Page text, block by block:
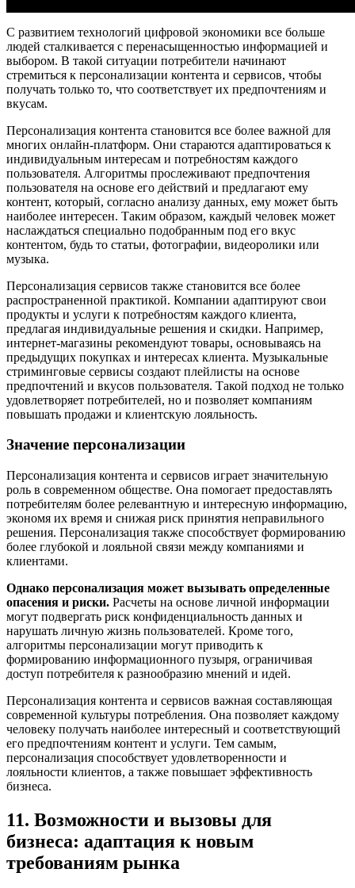
С развитием технологий цифровой экономики все больше
людей сталкивается с перенасыщенностью информацией и
выбором. В такой ситуации потребители начинают
стремиться к персонализации контента и сервисов, чтобы
получать только то, что соответствует их предпочтениям и
вкусам.
Персонализация контента становится все более важной для
многих онлайн-платформ. Они стараются адаптироваться к
индивидуальным интересам и потребностям каждого
пользователя. Алгоритмы прослеживают предпочтения
пользователя на основе его действий и предлагают ему
контент, который, согласно анализу данных, ему может быть
наиболее интересен. Таким образом, каждый человек может
наслаждаться специально подобранным под его вкус
контентом, будь то статьи, фотографии, видеоролики или
музыка.
Персонализация сервисов также становится все более
распространенной практикой. Компании адаптируют свои
продукты и услуги к потребностям каждого клиента,
предлагая индивидуальные решения и скидки. Например,
интернет-магазины рекомендуют товары, основываясь на
предыдущих покупках и интересах клиента. Музыкальные
стриминговые сервисы создают плейлисты на основе
предпочтений и вкусов пользователя. Такой подход не только
удовлетворяет потребителей, но и позволяет компаниям
повышать продажи и клиентскую лояльность.
Значение персонализации
Персонализация контента и сервисов играет значительную
роль в современном обществе. Она помогает предоставлять
потребителям более релевантную и интересную информацию,
экономя их время и снижая риск принятия неправильного
решения. Персонализация также способствует формированию
более глубокой и лояльной связи между компаниями и
клиентами.
Однако персонализация может вызывать определенные
опасения и риски. Расчеты на основе личной информации
могут подвергать риск конфиденциальность данных и
нарушать личную жизнь пользователей. Кроме того,
алгоритмы персонализации могут приводить к
формированию информационного пузыря, ограничивая
доступ потребителя к разнообразию мнений и идей.
Персонализация контента и сервисов важная составляющая
современной культуры потребления. Она позволяет каждому
человеку получать наиболее интересный и соответствующий
его предпочтениям контент и услуги. Тем самым,
персонализация способствует удовлетворенности и
лояльности клиентов, а также повышает эффективность
бизнеса.
11. Возможности и вызовы для
бизнеса: адаптация к новым
требованиям рынка